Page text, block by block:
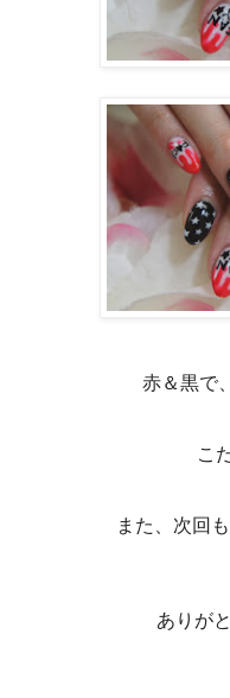
赤＆黒で
こ
また、次回
ありが